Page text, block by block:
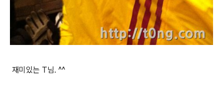
재미있는 T님. ^^